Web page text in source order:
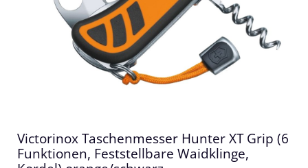
Victorinox Taschenmesser Hunter XT Grip (6
Funktionen, Feststellbare Waidklinge,